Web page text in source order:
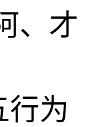
、才
行为